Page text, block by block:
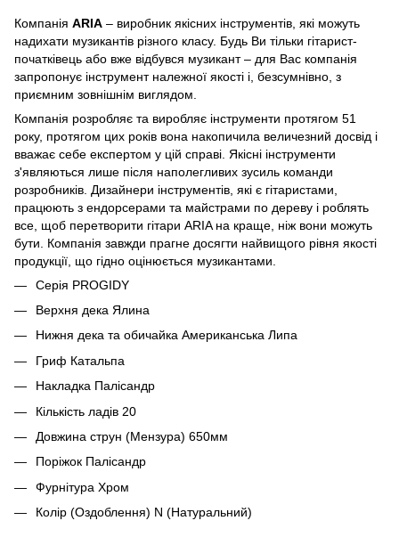
Компанія ARIA – виробник якісних інструментів, які можуть
надихати музикантів різного класу. Будь Ви тільки гітарист-
початківець або вже відбувся музикант – для Вас компанія
запропонує інструмент належної якості і, безсумнівно, з
приємним зовнішнім виглядом.
Компанія розробляє та виробляє інструменти протягом 51
року, протягом цих років вона накопичила величезний досвід і
вважає себе експертом у цій справі. Якісні інструменти
з'являються лише після наполегливих зусиль команди
розробників. Дизайнери інструментів, які є гітаристами,
працюють з ендорсерами та майстрами по дереву і роблять
все, щоб перетворити гітари ARIA на краще, ніж вони можуть
бути. Компанія завжди прагне досягти найвищого рівня якості
продукції, що гідно оцінюється музикантами.
Серія PROGIDY
Верхня дека Ялина
Нижня дека та обичайка Американська Липа
Гриф Катальпа
Накладка Палісандр
Кількість ладів 20
Довжина струн (Мензура) 650мм
Поріжок Палісандр
Фурнітура Хром
Колір (Оздоблення) N (Натуральний)